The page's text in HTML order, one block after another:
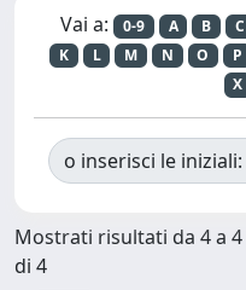
Vai a: 0-9 A B C
K
L M N O P
X
o inserisci le iniziali:
Mostrati risultati da 4 a 4
di 4